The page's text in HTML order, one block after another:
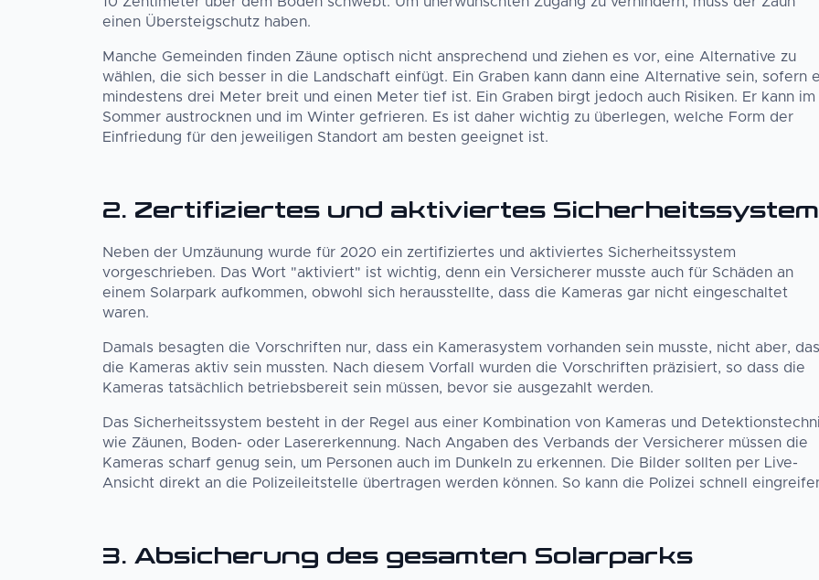
einen Übersteigschutz haben.
Manche Gemeinden finden Zäune optisch nicht ansprechend und ziehen es vor, eine Alternative zu
wählen, die sich besser in die Landschaft einfügt. Ein Graben kann dann eine Alternative sein, sofern
mindestens drei Meter breit und einen Meter tief ist. Ein Graben birgt jedoch auch Risiken. Er kann im
Sommer austrocknen und im Winter gefrieren. Es ist daher wichtig zu überlegen, welche Form der
Einfriedung für den jeweiligen Standort am besten geeignet ist.
2. Zertifiziertes und aktiviertes Sicherheitssystem
Neben der Umzäunung wurde für 2020 ein zertifiziertes und aktiviertes Sicherheitssystem
vorgeschrieben. Das Wort "aktiviert" ist wichtig, denn ein Versicherer musste auch für Schäden an
einem Solarpark aufkommen, obwohl sich herausstellte, dass die Kameras gar nicht eingeschaltet
waren.
Damals besagten die Vorschriften nur, dass ein Kamerasystem vorhanden sein musste, nicht aber,
die Kameras aktiv sein mussten. Nach diesem Vorfall wurden die Vorschriften präzisiert, so dass die
Kameras tatsächlich betriebsbereit sein müssen, bevor sie ausgezahlt werden.
Das Sicherheitssystem besteht in der Regel aus einer Kombination von Kameras und
wie Zäunen, Boden- oder Lasererkennung. Nach Angaben des Verbands der Versicherer müssen die
Kameras scharf genug sein, um Personen auch im Dunkeln zu erkennen. Die Bilder sollten per Live-
Ansicht direkt an die Polizeileitstelle übertragen werden können. So kann die Polizei schnell
3. Absicherung des gesamten Solarparks